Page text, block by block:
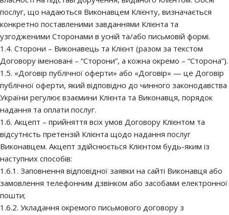
послуг, що надаються Виконавцем Клієнту, визначається
конкретно поставленими завданнями Клієнта та
узгодженими Сторонами в усній та/або письмовій формі.
1.4. Сторони – Виконавець та Клієнт (разом за текстом
Договору іменовані – “Сторони”, а кожна окремо – “Сторона”).
1.5. «Договір публічної оферти» або «Договір» — це Договір
публічної оферти, який відповідно до чинного законодавства
України регулює взаємини Клієнта та Виконавця, порядок
надання та оплати послуг.
1.6. Акцепт – прийняття всіх умов Договору Клієнтом та
відсутність претензій Клієнта щодо надання послуг
Виконавцем. Акцепт здійснюється Клієнтом будь-яким із
наступних способів:
1.6.1. Заповнення відповідної заявки на сайті Виконавця або
замовлення телефонним дзвінком або засобами електронної
пошти;
1.6.2. Укладання окремого письмового договору з